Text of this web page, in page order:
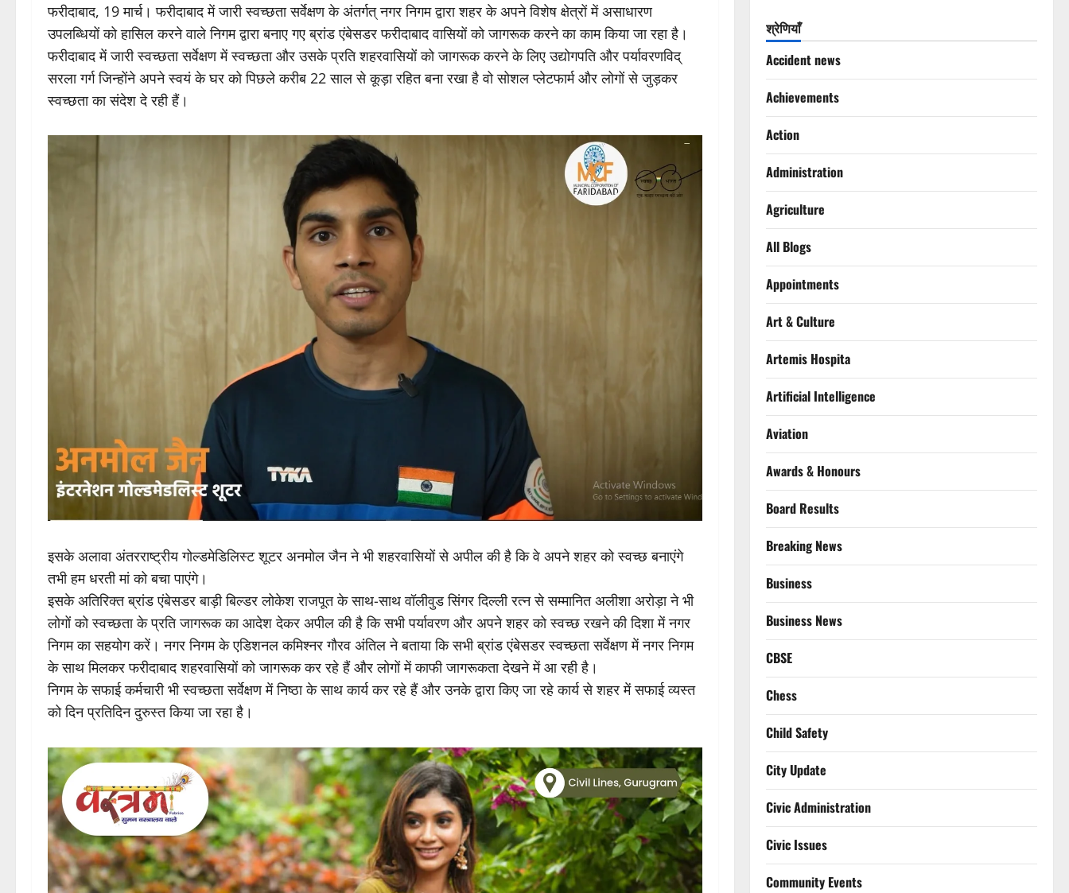
फरीदाबाद, 19 मार्च। फरीदाबाद में जारी स्वच्छता सर्वेक्षण के अंतर्गत् नगर निगम द्वारा शहर के अपने विशेष क्षेत्रों में असाधारण
उपलब्धियों को हासिल करने वाले निगम द्वारा बनाए गए ब्रांड एंबेसडर फरीदाबाद वासियों को जागरूक करने का काम किया जा रहा है।
फरीदाबाद में जारी स्वच्छता सर्वेक्षण में स्वच्छता और उसके प्रति शहरवासियों को जागरूक करने के लिए उद्योगपति और पर्यावरणविद्
सरला गर्ग जिन्होंने अपने स्वयं के घर को पिछले करीब 22 साल से कूड़ा रहित बना रखा है वो सोशल प्लेटफार्म और लोगों से जुड़कर
स्वच्छता का संदेश दे रही हैं।
इसके अलावा अंतरराष्ट्रीय गोल्डमेडिलिस्ट शूटर अनमोल जैन ने भी शहरवासियों से अपील की है कि वे अपने शहर को स्वच्छ बनाएंगे
तभी हम धरती मां को बचा पाएंगे।
इसके अतिरिक्त ब्रांड एंबेसडर बाड़ी बिल्डर लोकेश राजपूत के साथ-साथ वॉलीवुड सिंगर दिल्ली रत्न से सम्मानित अलीशा अरोड़ा ने भी
लोगों को स्वच्छता के प्रति जागरूक का आदेश देकर अपील की है कि सभी पर्यावरण और अपने शहर को स्वच्छ रखने की दिशा में नगर
निगम का सहयोग करें। नगर निगम के एडिशनल कमिश्नर गौरव अंतिल ने बताया कि सभी ब्रांड एंबेसडर स्वच्छता सर्वेक्षण में नगर निगम
के साथ मिलकर फरीदाबाद शहरवासियों को जागरूक कर रहे हैं और लोगों में काफी जागरूकता देखने में आ रही है।
निगम के सफाई कर्मचारी भी स्वच्छता सर्वेक्षण में निष्ठा के साथ कार्य कर रहे हैं और उनके द्वारा किए जा रहे कार्य से शहर में सफाई व्यस्त
को दिन प्रतिदिन दुरुस्त किया जा रहा है।
श्रेणियाँ
Accident news
Achievements
Action
Administration
Agriculture
All Blogs
Appointments
Art & Culture
Artemis Hospita
Artificial Intelligence
Aviation
Awards & Honours
Board Results
Breaking News
Business
Business News
CBSE
Chess
Child Safety
City Update
Civic Administration
Civic Issues
Community Events